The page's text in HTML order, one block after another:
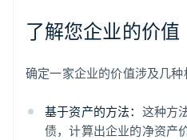
了解您企业的价值
确定一家企业的价值涉及几种
基于资产的方法： 这种方
债，计算出企业的净资产